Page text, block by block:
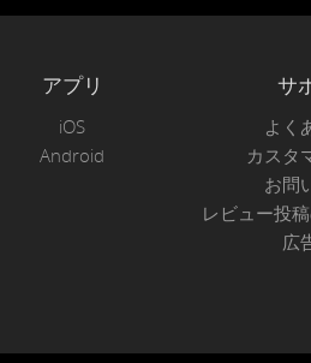
アプリ
iOS
Android
サ
よく
カスタ
お問
レビュー投
広